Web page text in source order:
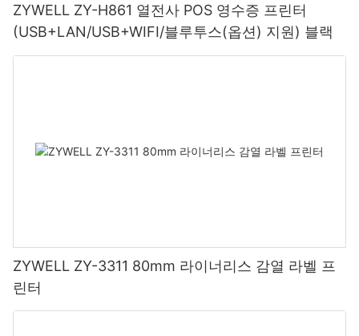
ZYWELL ZY-H861 열전사 POS 영수증 프린터
(USB+LAN/USB+WIFI/블루투스(옵션) 지원) 블랙
ZYWELL ZY-3311 80mm 라이너리스 감열 라벨 프
린터